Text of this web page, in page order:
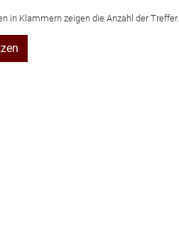
in Klammern zeigen die Anzahl der Treffer.